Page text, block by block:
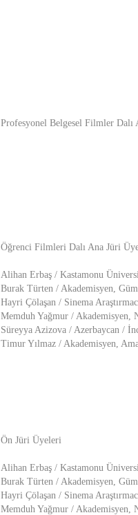
Profesyonel Belgesel Filmler Dalı
Öğrenci Filmleri Dalı Ana Jüri
Alihan Erbaş / Kastamonu
Burak Türten / Akademisyen,
Hayri Çölaşan / Sinema
Memduh Yağmur / Akademisyen,
Süreyya Azizova / Azerbaycan /
Timur Yılmaz / Akademisyen,
Ön Jüri Üyeleri
Alihan Erbaş / Kastamonu
Burak Türten / Akademisyen,
Hayri Çölaşan / Sinema
Memduh Yağmur / Akademisyen,